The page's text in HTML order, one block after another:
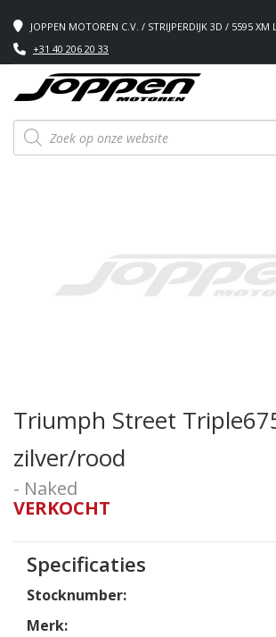
JOPPEN MOTOREN C.V. / STRIJPERDIJK 3D / 5595 XM
+31 40 206 20 33
Producten
zoeken
Triumph Street
zilver/rood
- Naked
VERKOCHT
Specificaties
Stocknumber:
Merk: